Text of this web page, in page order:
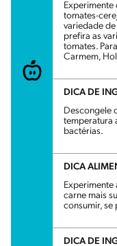
tomates-
variedade
prefira as
tomates.
Carmem,
DICA DE
Descongele
temperatura
bactérias.
DICA
Experimente
carne mais
consumir,
DICA DE